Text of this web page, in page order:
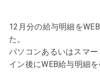
12月分の給与明細を
た。
パソコンあるいはスマ
イン後にWEB給与明細